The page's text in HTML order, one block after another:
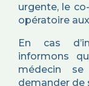
urgente, le
opératoire
En cas
informons
médecin
demander de